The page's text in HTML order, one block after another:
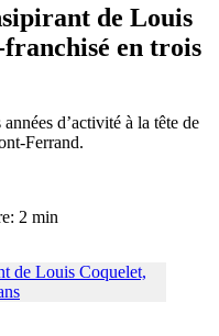
de Louis
en trois
d’activité à la tête de
Ferrand.
2 min